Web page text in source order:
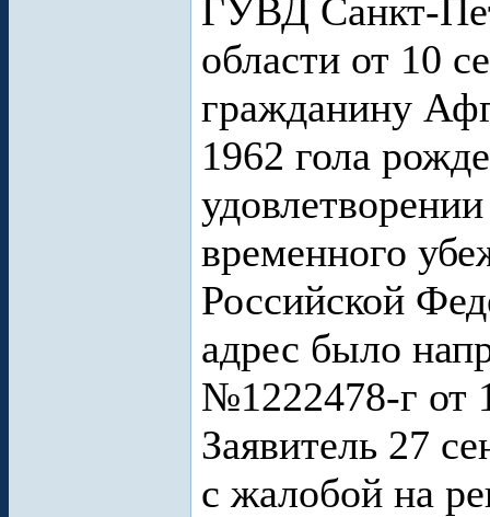
ГУВД Санкт-
области от 10
гражданину
1962 гола
временного
Российской
адрес было
№1222478-г от
Заявитель 27
с жалобой на